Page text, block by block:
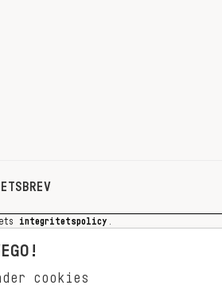
integritetspolicy
cookies